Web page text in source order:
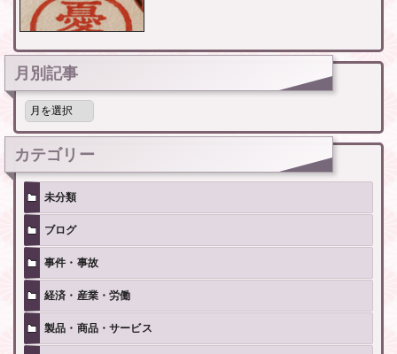
月別記事
月
記
事
カテゴリー
未分類
ブログ
事件・事故
経済・産業・労働
製品・商品・サービス